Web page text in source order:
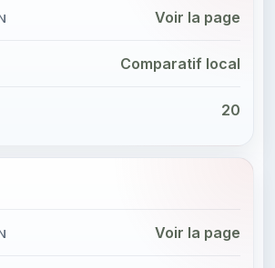
Voir la page
Comparatif local
20
Voir la page